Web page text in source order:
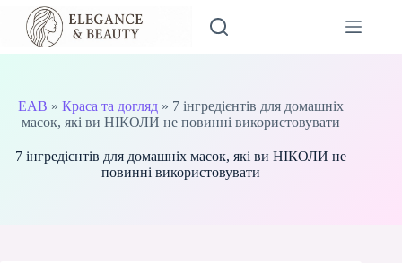
Перейти
вмісту
EAB »Краса та догляд » 7 інгредієнтів для домашніх
масок, які ви НІКОЛИ не повинні використовувати
7 інгредієнтів для домашніх масок, які ви НІКОЛИ не
повинні використовувати